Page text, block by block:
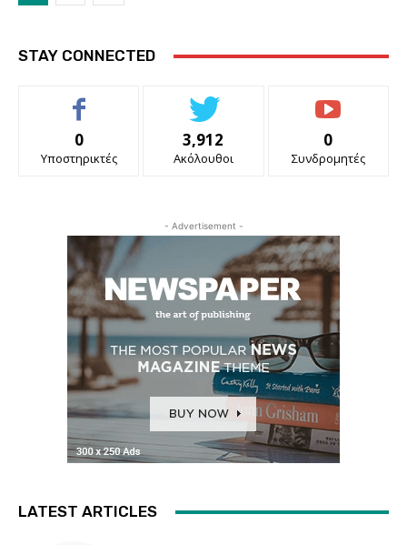
STAY CONNECTED
0
Υποστηρικτές
3,912
Ακόλουθοι
0
Συνδρομητές
- Advertisement -
LATEST ARTICLES